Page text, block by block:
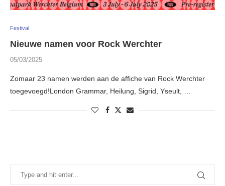
Festival
Nieuwe namen voor Rock Werchter
05/03/2025
Zomaar 23 namen werden aan de affiche van Rock Werchter
toegevoegd!London Grammar, Heilung, Sigrid, Yseult, …